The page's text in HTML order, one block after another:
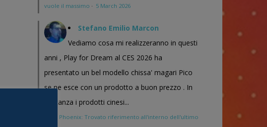
vuole il massimo · 5 March 2026
Stefano Emilio Marcon
Vediamo cosa mi realizzeranno in questi
anni , Play for Dream al CES 2026 ha
presentato un bel modello chissa' magari Pico
se ne esce con un prodotto a buon prezzo . In
sostanza i prodotti cinesi...
Meta Phoenix: Trovato riferimento all'interno dell'ultimo